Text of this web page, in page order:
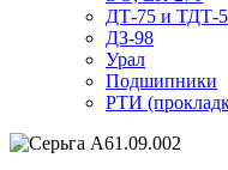
ДТ-75 и ТДТ-
ДЗ-98
Урал
Подшипники
РТИ